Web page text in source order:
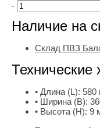
-
Наличие на
Склад ПВЗ
Технические
• Длина (L): 580
• Ширина (B):
• Высота (H): 9